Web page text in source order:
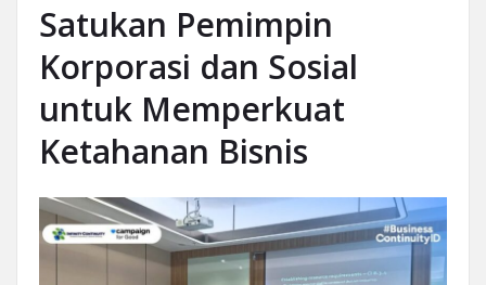
Satukan Pemimpin
Korporasi dan Sosial
untuk Memperkuat
Ketahanan Bisnis